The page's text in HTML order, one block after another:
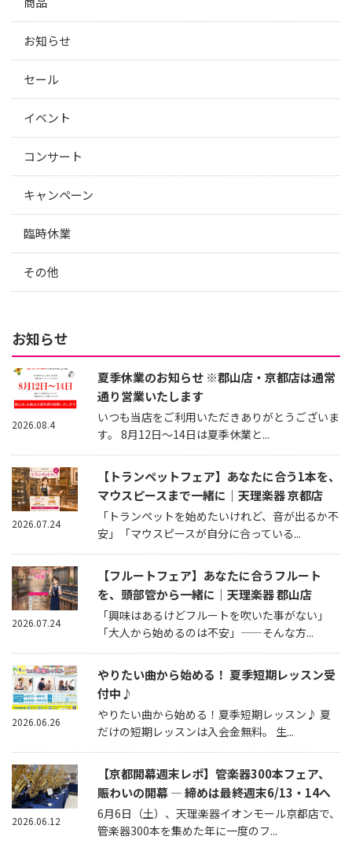
お知らせ
セール
イベント
コンサート
キャンペーン
臨時休業
その他
お知らせ
夏季休業のお知らせ ※郡山店・京都店は通常
通り営業いたします
いつも当店をご利用いただきありがとうございま
す。 8月12日～14日は夏季休業と...
2026.08.4
【トランペットフェア】あなたに合う1本を、
マウスピースまで一緒に｜天理楽器 京都店
「トランペットを始めたいけれど、音が出るか不
安」「マウスピースが自分に合っている...
2026.07.24
【フルートフェア】あなたに合うフルート
を、頭部管から一緒に｜天理楽器 郡山店
「興味はあるけどフルートを吹いた事がない」
「大人から始めるのは不安」——そんな方...
2026.07.24
やりたい曲から始める！ 夏季短期レッスン受
付中♪
やりたい曲から始める！夏季短期レッスン♪ 夏
だけの短期レッスンは入会金無料。 生...
2026.06.26
【京都開幕週末レポ】管楽器300本フェア、
賑わいの開幕 — 締めは最終週末6/13・14へ
6月6日（土）、天理楽器イオンモール京都店で、
管楽器300本を集めた年に一度のフ...
2026.06.12